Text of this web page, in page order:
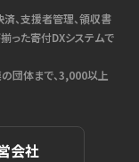
、支援者管理、領収書
った寄付DXシステムで
団体まで、3,000以上
会社